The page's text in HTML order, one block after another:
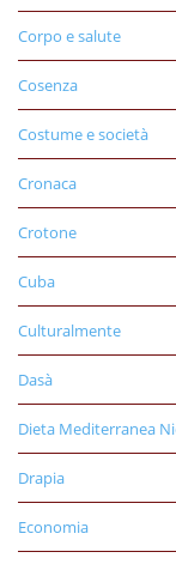
Corpo e salute
Cosenza
Costume e società
Cronaca
Crotone
Cuba
Culturalmente
Dasà
Dieta Mediterranea
Drapia
Economia